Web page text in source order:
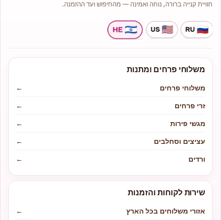
לאירוע אם זה בר מצווה, יום הולדת או
בחנות תמיד תמצאו מבחר זרים
בעיצובים שונים, זרי כלה, צמחי בית
ייחודי ועוד.
חוויית קנייה ברורה, נוחה ואמינה — מהחיפוש ועד ההזמנה.
משלוחי פרחים ומתנות
משלוחי פרחים
←
זרי פרחים
←
מגשי פירות
←
עציצים וסחלבים
←
ורדים
←
שירות לקוחות והזמנות
אזורי משלוחים בכל הארץ
←